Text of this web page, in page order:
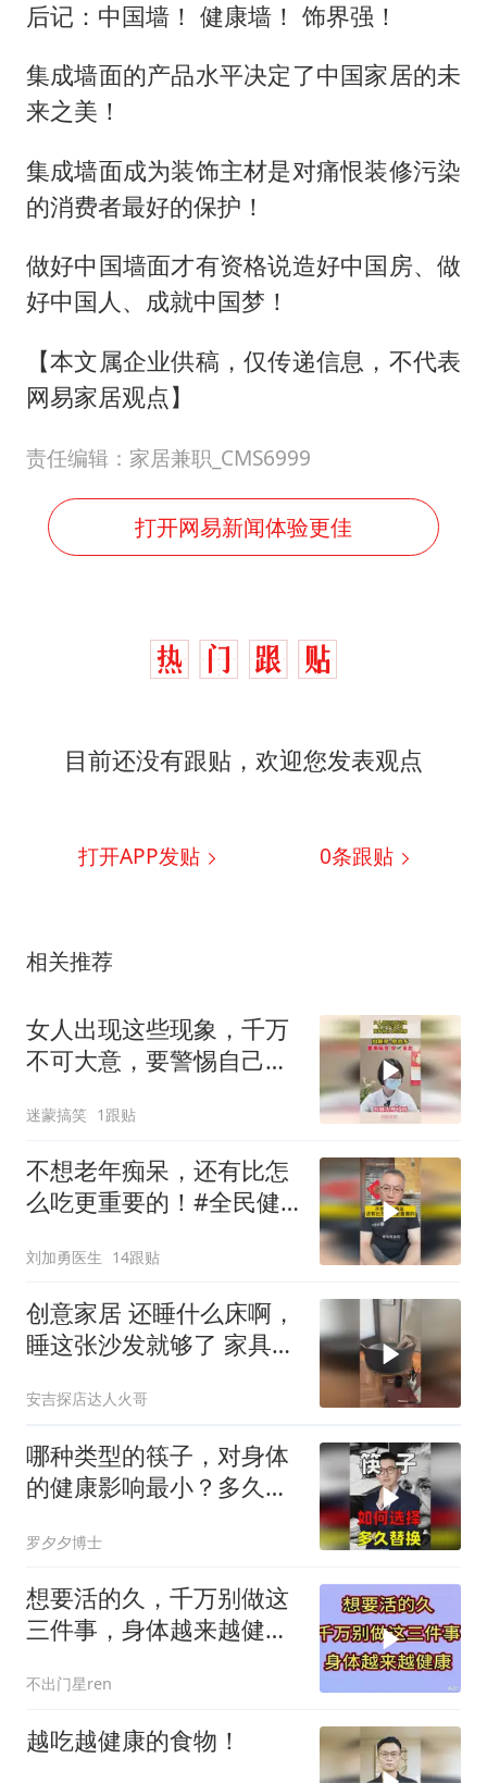
后记：中国墙！ 健康墙！ 饰界强！
集成墙面的产品水平决定了中国家居的未
来之美！
集成墙面成为装饰主材是对痛恨装修污染
的消费者最好的保护！
做好中国墙面才有资格说造好中国房、做
好中国人、成就中国梦！
【本文属企业供稿，仅传递信息，不代表
网易家居观点】
责任编辑：家居兼职_CMS6999
打开网易新闻体验更佳
目前还没有跟贴，欢迎您发表观点
打开APP发贴 0条跟贴
相关推荐
女人出现这些现象，千万
不可大意，要警惕自己的
迷蒙搞笑 1跟贴
不想老年痴呆，还有比怎
么吃更重要的！#全民健
刘加勇医生 14跟贴
创意家居 还睡什么床啊，
睡这张沙发就够了 家具
安吉探店达人火哥
哪种类型的筷子，对身体
的健康影响最小？多久换
罗夕夕博士
想要活的久，千万别做这
三件事，身体越来越健康
不出门星ren
越吃越健康的食物！